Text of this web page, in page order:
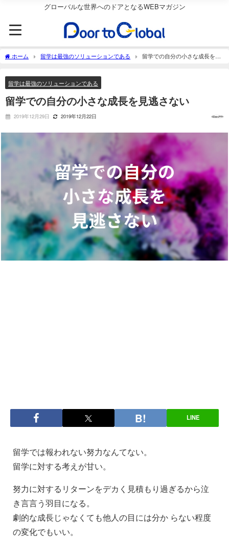
グローバルな世界へのドアとなるWEBマガジン
ホーム 留学は最強のソリューションである
留学での自分の小さな成長を見
留学は最強のソリューションである
留学での自分の小さな成長を見逃さない
2019年12月29日 2019年12月22日
LINE
留学では報われない努力なんてない。
留学に対する考えが甘い。
努力に対するリターンをデカく見積もり過ぎるから泣
き言言う羽目になる。
劇的な成長じゃなくても他人の目には分か らない程度
の変化でもいい。